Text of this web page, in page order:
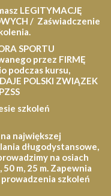
LEGITYMACJĘ
/ Zaświadczenie
.
SPORTU
przez FIRMĘ
podczas kursu,
POLSKI ZWIĄZEK
szkoleń
największej
długodystansowe,
na osiach
m, 25 m. Zapewnia
szkoleń